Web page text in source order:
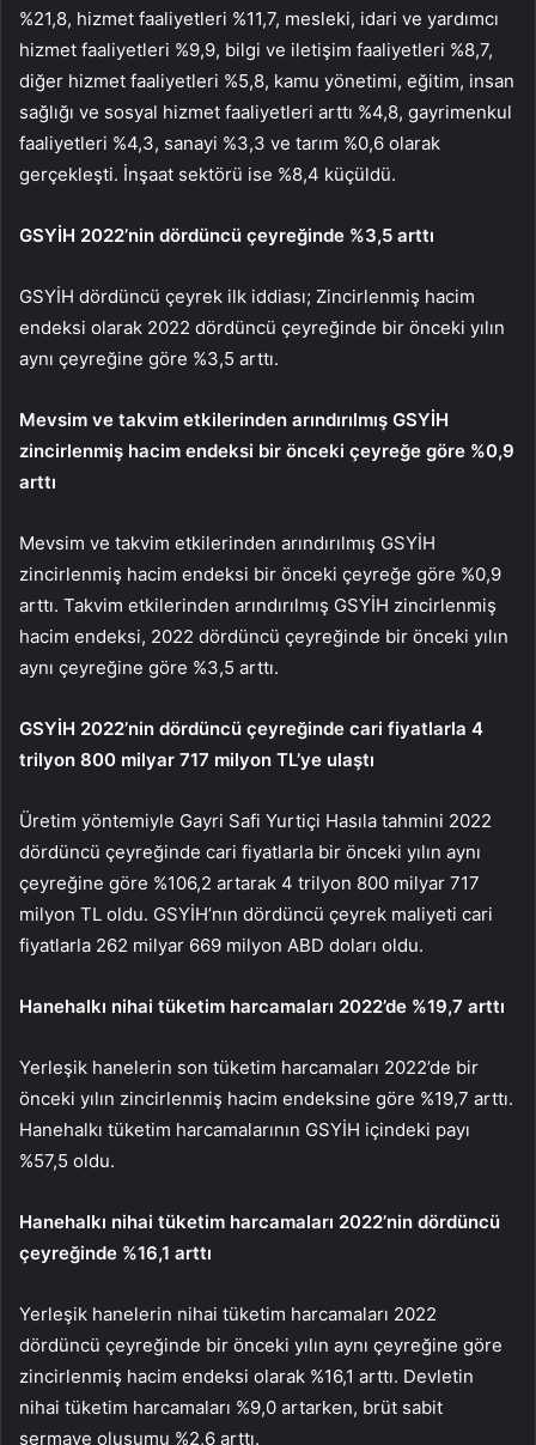
%21,8, hizmet faaliyetleri %11,7, mesleki, idari ve yardımcı
hizmet faaliyetleri %9,9, bilgi ve iletişim faaliyetleri %8,7,
diğer hizmet faaliyetleri %5,8, kamu yönetimi, eğitim, insan
sağlığı ve sosyal hizmet faaliyetleri arttı %4,8, gayrimenkul
faaliyetleri %4,3, sanayi %3,3 ve tarım %0,6 olarak
gerçekleşti. İnşaat sektörü ise %8,4 küçüldü.
GSYİH 2022’nin dördüncü çeyreğinde %3,5 arttı
GSYİH dördüncü çeyrek ilk iddiası; Zincirlenmiş hacim
endeksi olarak 2022 dördüncü çeyreğinde bir önceki yılın
aynı çeyreğine göre %3,5 arttı.
Mevsim ve takvim etkilerinden arındırılmış GSYİH
zincirlenmiş hacim endeksi bir önceki çeyreğe göre %0,9
arttı
Mevsim ve takvim etkilerinden arındırılmış GSYİH
zincirlenmiş hacim endeksi bir önceki çeyreğe göre %0,9
arttı. Takvim etkilerinden arındırılmış GSYİH zincirlenmiş
hacim endeksi, 2022 dördüncü çeyreğinde bir önceki yılın
aynı çeyreğine göre %3,5 arttı.
GSYİH 2022’nin dördüncü çeyreğinde cari fiyatlarla 4
trilyon 800 milyar 717 milyon TL’ye ulaştı
Üretim yöntemiyle Gayri Safi Yurtiçi Hasıla tahmini 2022
dördüncü çeyreğinde cari fiyatlarla bir önceki yılın aynı
çeyreğine göre %106,2 artarak 4 trilyon 800 milyar 717
milyon TL oldu. GSYİH’nın dördüncü çeyrek maliyeti cari
fiyatlarla 262 milyar 669 milyon ABD doları oldu.
Hanehalkı nihai tüketim harcamaları 2022’de %19,7 arttı
Yerleşik hanelerin son tüketim harcamaları 2022’de bir
önceki yılın zincirlenmiş hacim endeksine göre %19,7 arttı.
Hanehalkı tüketim harcamalarının GSYİH içindeki payı
%57,5 oldu.
Hanehalkı nihai tüketim harcamaları 2022’nin dördüncü
çeyreğinde %16,1 arttı
Yerleşik hanelerin nihai tüketim harcamaları 2022
dördüncü çeyreğinde bir önceki yılın aynı çeyreğine göre
zincirlenmiş hacim endeksi olarak %16,1 arttı. Devletin
nihai tüketim harcamaları %9,0 artarken, brüt sabit
sermaye oluşumu %2,6 arttı.